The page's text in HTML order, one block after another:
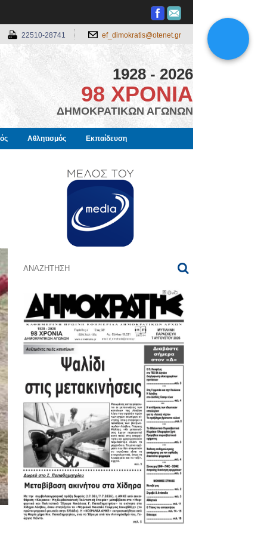
22510-28741 ef_dimokratis@otenet.gr
1928 - 2026
98 ΧΡΟΝΙΑ
ΔΗΜΟΚΡΑΤΙΚΩΝ ΑΓΩΝΩΝ
Αθλητισμός Εκπαίδευση